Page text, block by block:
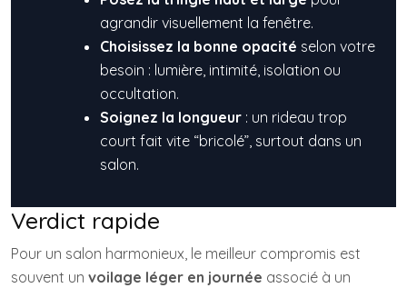
agrandir visuellement la fenêtre.
Choisissez la bonne opacité selon votre
besoin : lumière, intimité, isolation ou
occultation.
Soignez la longueur : un rideau trop
court fait vite “bricolé”, surtout dans un
salon.
Verdict rapide
Pour un salon harmonieux, le meilleur compromis est
souvent un voilage léger en journée associé à un